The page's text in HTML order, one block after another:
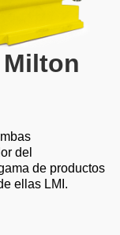
del
de productos
ellas LMI.